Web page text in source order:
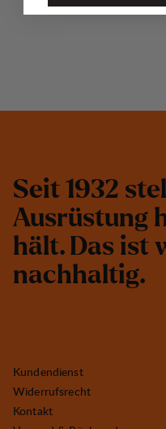
Seit 1932 stel
Ausrüstung
hält. Das ist
nachhaltig.
Kundendienst
Widerrufsrecht
Kontakt